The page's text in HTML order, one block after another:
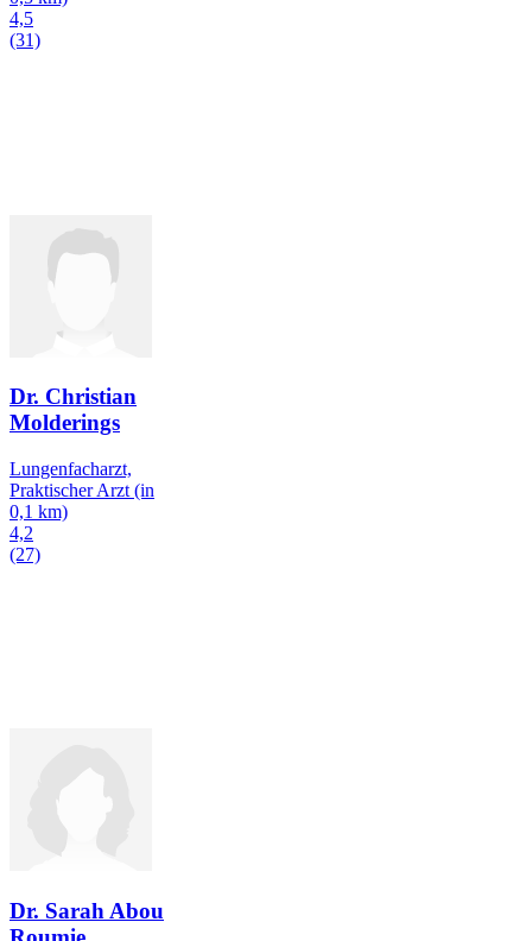
4,5
(31)
Dr. Christian
Molderings
Lungenfacharzt,
Praktischer Arzt (in
0,1 km)
4,2
(27)
Dr. Sarah Abou